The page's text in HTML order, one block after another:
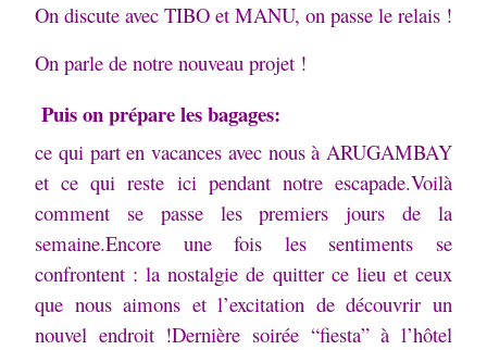
On discute avec TIBO et MANU, on passe le relais !
On parle de notre nouveau projet !
Puis on prépare les bagages:
ce qui part en vacances avec nous à ARUGAMBAY
et ce qui reste ici pendant notre escapade.Voilà
comment se passe les premiers jours de la
semaine.Encore une fois les sentiments se
confrontent : la nostalgie de quitter ce lieu et ceux
que nous aimons et l’excitation de découvrir un
nouvel endroit !Dernière soirée “fiesta” à l’hôtel